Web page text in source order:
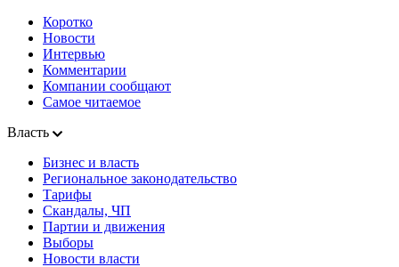
Коротко
Новости
Интервью
Комментарии
Компании сообщают
Самое читаемое
Власть
Бизнес и власть
Региональное законодательство
Тарифы
Скандалы, ЧП
Партии и движения
Выборы
Новости власти